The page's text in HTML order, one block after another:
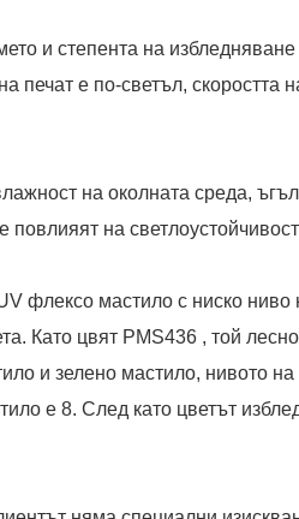
и степента на
печат е по-светъл,
на околната среда,
на
флексо мастило с ниско
Като цвят PMS436 , той
и зелено мастило, нивото
е 8. След като цветът